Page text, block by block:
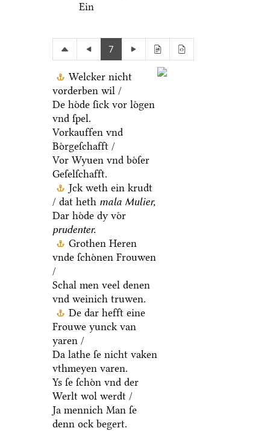
Ein
7
Welcker nicht
vorderben wil /
De hoͤde ſick vor loͤgen
vnd ſpel.
Vorkauffen vnd
Boͤrgeſchafft /
Vor Wyuen vnd boͤſer
Geſelſchafft.
Jck weth ein krudt
/ dat heth mala Mulier,
Dar hoͤde dy voͤr
prudenter.
Grothen Heren
vnde ſchoͤnen Frouwen
/
Schal men veel denen
vnd weinich truwen.
De dar hefft eine
Frouwe yunck van
yaren /
Da lathe ſe nicht vaken
vthmeyen varen.
Ys ſe ſchoͤn vnd der
Werlt wol werdt /
Ja mennich Man ſe
denn ock begert.